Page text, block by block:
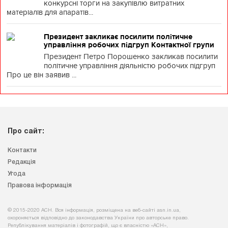
конкурсні торги на закупівлю витратних
матеріалів для апаратів...
Президент закликає посилити політичне
управління робочих підгруп Контактної групи
Президент Петро Порошенко закликав посилити
політичне управління діяльністю робочих підгруп
Про це він заявив ...
Про сайт:
Контакти
Редакція
Угода
Правова інформація
© 2015-2020 АСН. Вся інформація, розміщена на веб-сайті asn.in.ua,
охороняється відповідно до законодавства України про авторське право.
Републікування матеріалів і фотографій, що є власністю «АСН»,